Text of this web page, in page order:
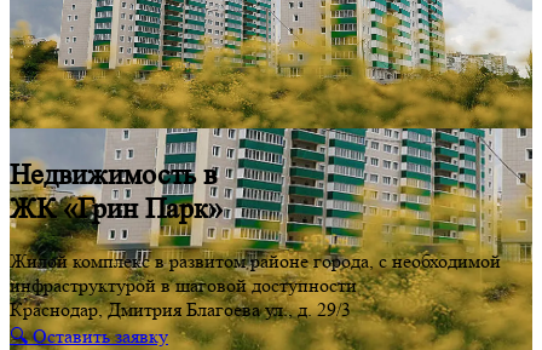
Недвижимость в
ЖК «Грин Парк»
Жилой комплекс в развитом районе города, с необходимой
инфраструктурой в шаговой доступности
Краснодар, Дмитрия Благоева ул., д. 29/3
🔍 Оставить заявку